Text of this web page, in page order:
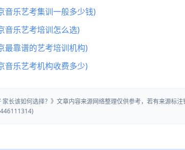
音乐艺考集训一般多少钱)
音乐艺考培训怎么选)
最靠谱的艺考培训机构)
音乐艺考机构收费多少)
家长该如何选择？》文章内容来源网络整理仅供参考，若有来源标